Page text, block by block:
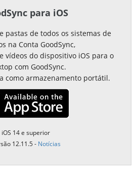
para iOS
pastas de todos os sistemas de
na Conta GoodSync,
vídeos do dispositivo iOS para o
com GoodSync.
como armazenamento portátil.
iOS 14 e superior
12.11.5 - Notícias